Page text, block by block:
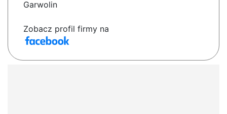
Garwolin
Zobacz profil firmy na